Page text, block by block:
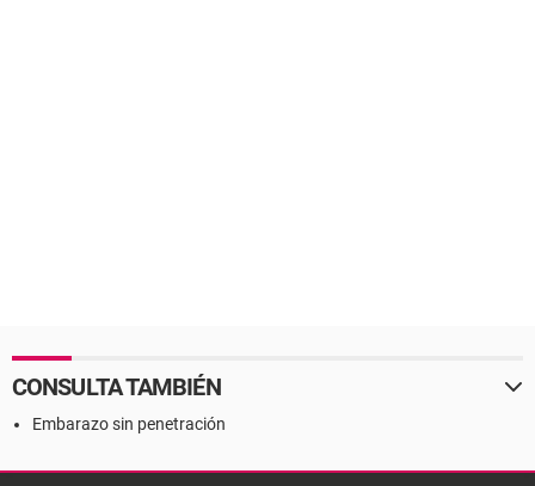
CONSULTA TAMBIÉN
Embarazo sin penetración